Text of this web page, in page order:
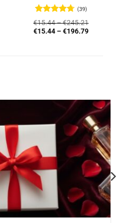
Novērtēts
ar4.72
no
5
(39)
€15.44–€245.21
€15.44 –€196.79